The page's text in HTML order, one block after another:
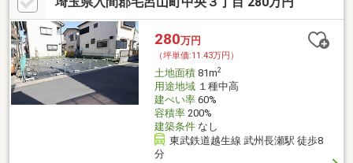
280万円
（坪単価:11.43万円）
土地面積81m2
用途地域１種中高
建ぺい率60%
容積率200%
建築条件なし
東武鉄道越生線 武州長瀬駅 徒歩8
分